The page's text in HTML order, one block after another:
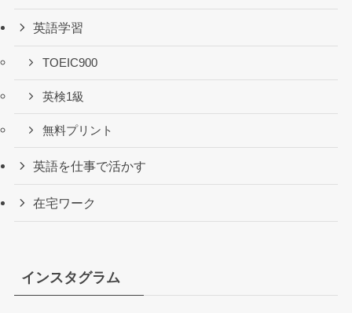
英語学習
TOEIC900
英検1級
無料プリント
英語を仕事で活かす
在宅ワーク
インスタグラム